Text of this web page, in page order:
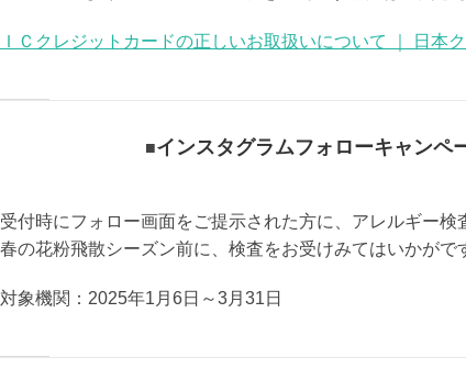
ＩＣクレジットカードの正しいお取扱いについて ｜ 日本
インスタグラムフォローキャンペ
受付時にフォロー画面をご提示された方に、アレルギー検
春の花粉飛散シーズン前に、検査をお受けみてはいかがで
対象機関：2025年1月6日～3月31日